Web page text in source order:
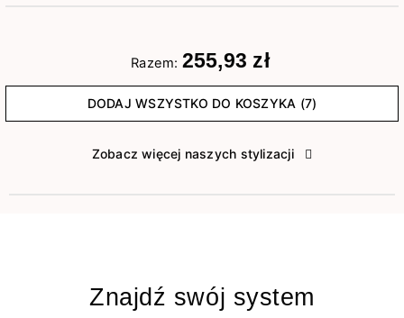
Razem: 255,93 zł
DODAJ WSZYSTKO DO KOSZYKA (7)
Zobacz więcej naszych stylizacji
Znajdź swój system